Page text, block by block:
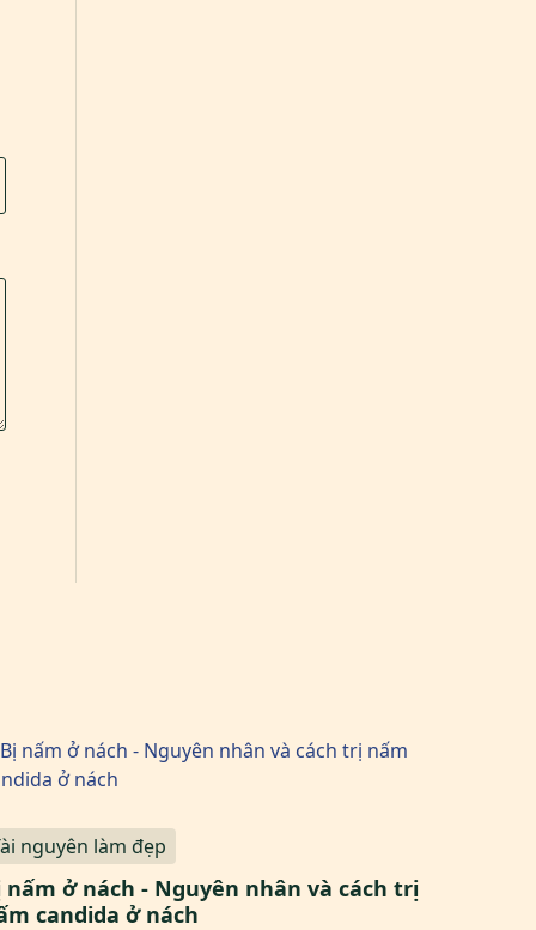
nguyên làm đẹp
nấm ở nách - Nguyên nhân và cách trị
candida ở nách